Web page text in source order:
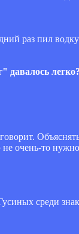
раз пил
давалось легко?
очень-то
среди